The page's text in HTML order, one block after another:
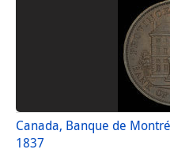
Canada, Banque de
1837